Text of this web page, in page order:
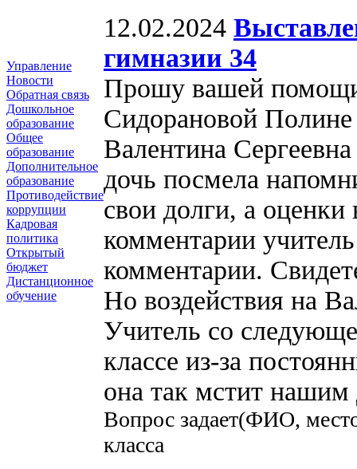
Управление
Новости
Обратная связь
Дошкольное
образование
Общее
образование
Дополнительное
образование
Противодействие
коррупции
Кадровая
политика
Открытый
бюджет
Дистанционное
обучение
12.02.2024
гимназии 34
Прошу вашей
Сидорановой Полине
Валентина
дочь посмела
свои долги, а оценки
комментарии
комментарии.
Но воздействия на
Учитель со
классе из-за
она так мстит нашим
Вопрос задает(ФИО,
класса